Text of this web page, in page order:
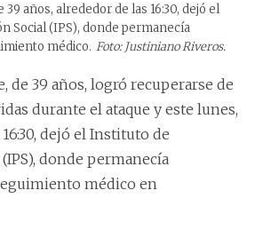
39 años, alrededor de las 16:30, dejó el
Social (IPS), donde permanecía
médico. Foto: Justiniano Riveros.
de 39 años, logró recuperarse de
durante el ataque y este lunes,
dejó el Instituto de
donde permanecía
médico en